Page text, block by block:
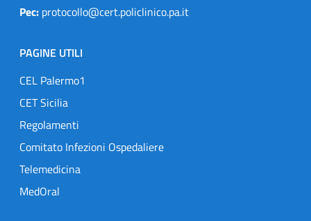
Pec: protocollo@cert.policlinico.pa.it
PAGINE UTILI
CEL Palermo1
CET Sicilia
Regolamenti
Comitato Infezioni Ospedaliere
Telemedicina
MedOral